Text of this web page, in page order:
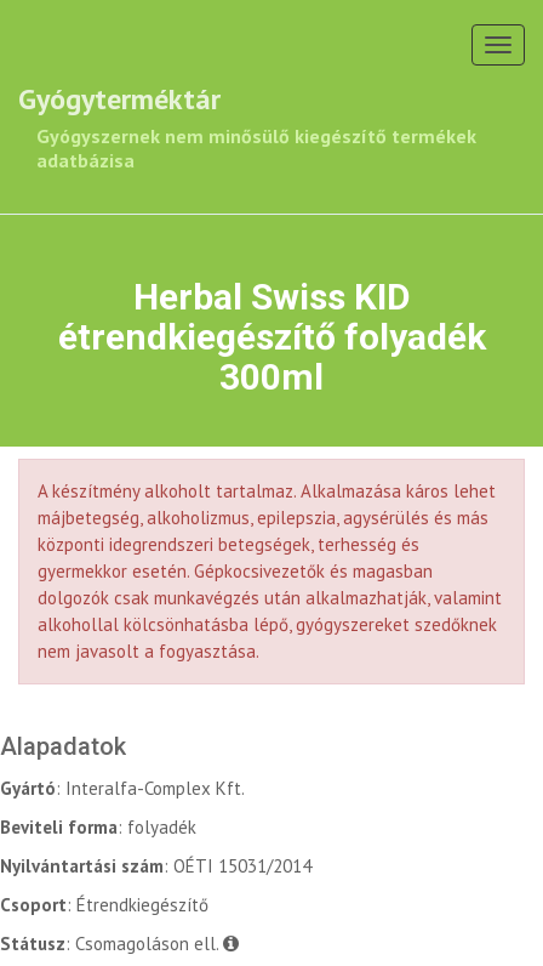
Gyógyterméktár
Gyógyszernek nem minősülő kiegészítő termékek
adatbázisa
Herbal Swiss KID
étrendkiegészítő folyadék
300ml
A készítmény alkoholt tartalmaz. Alkalmazása káros lehet
májbetegség, alkoholizmus, epilepszia, agysérülés és más
központi idegrendszeri betegségek, terhesség és
gyermekkor esetén. Gépkocsivezetők és magasban
dolgozók csak munkavégzés után alkalmazhatják, valamint
alkohollal kölcsönhatásba lépő, gyógyszereket szedőknek
nem javasolt a fogyasztása.
Alapadatok
Gyártó: Interalfa-Complex Kft.
Beviteli forma: folyadék
Nyilvántartási szám: OÉTI 15031/2014
Csoport: Étrendkiegészítő
Státusz: Csomagoláson ell.